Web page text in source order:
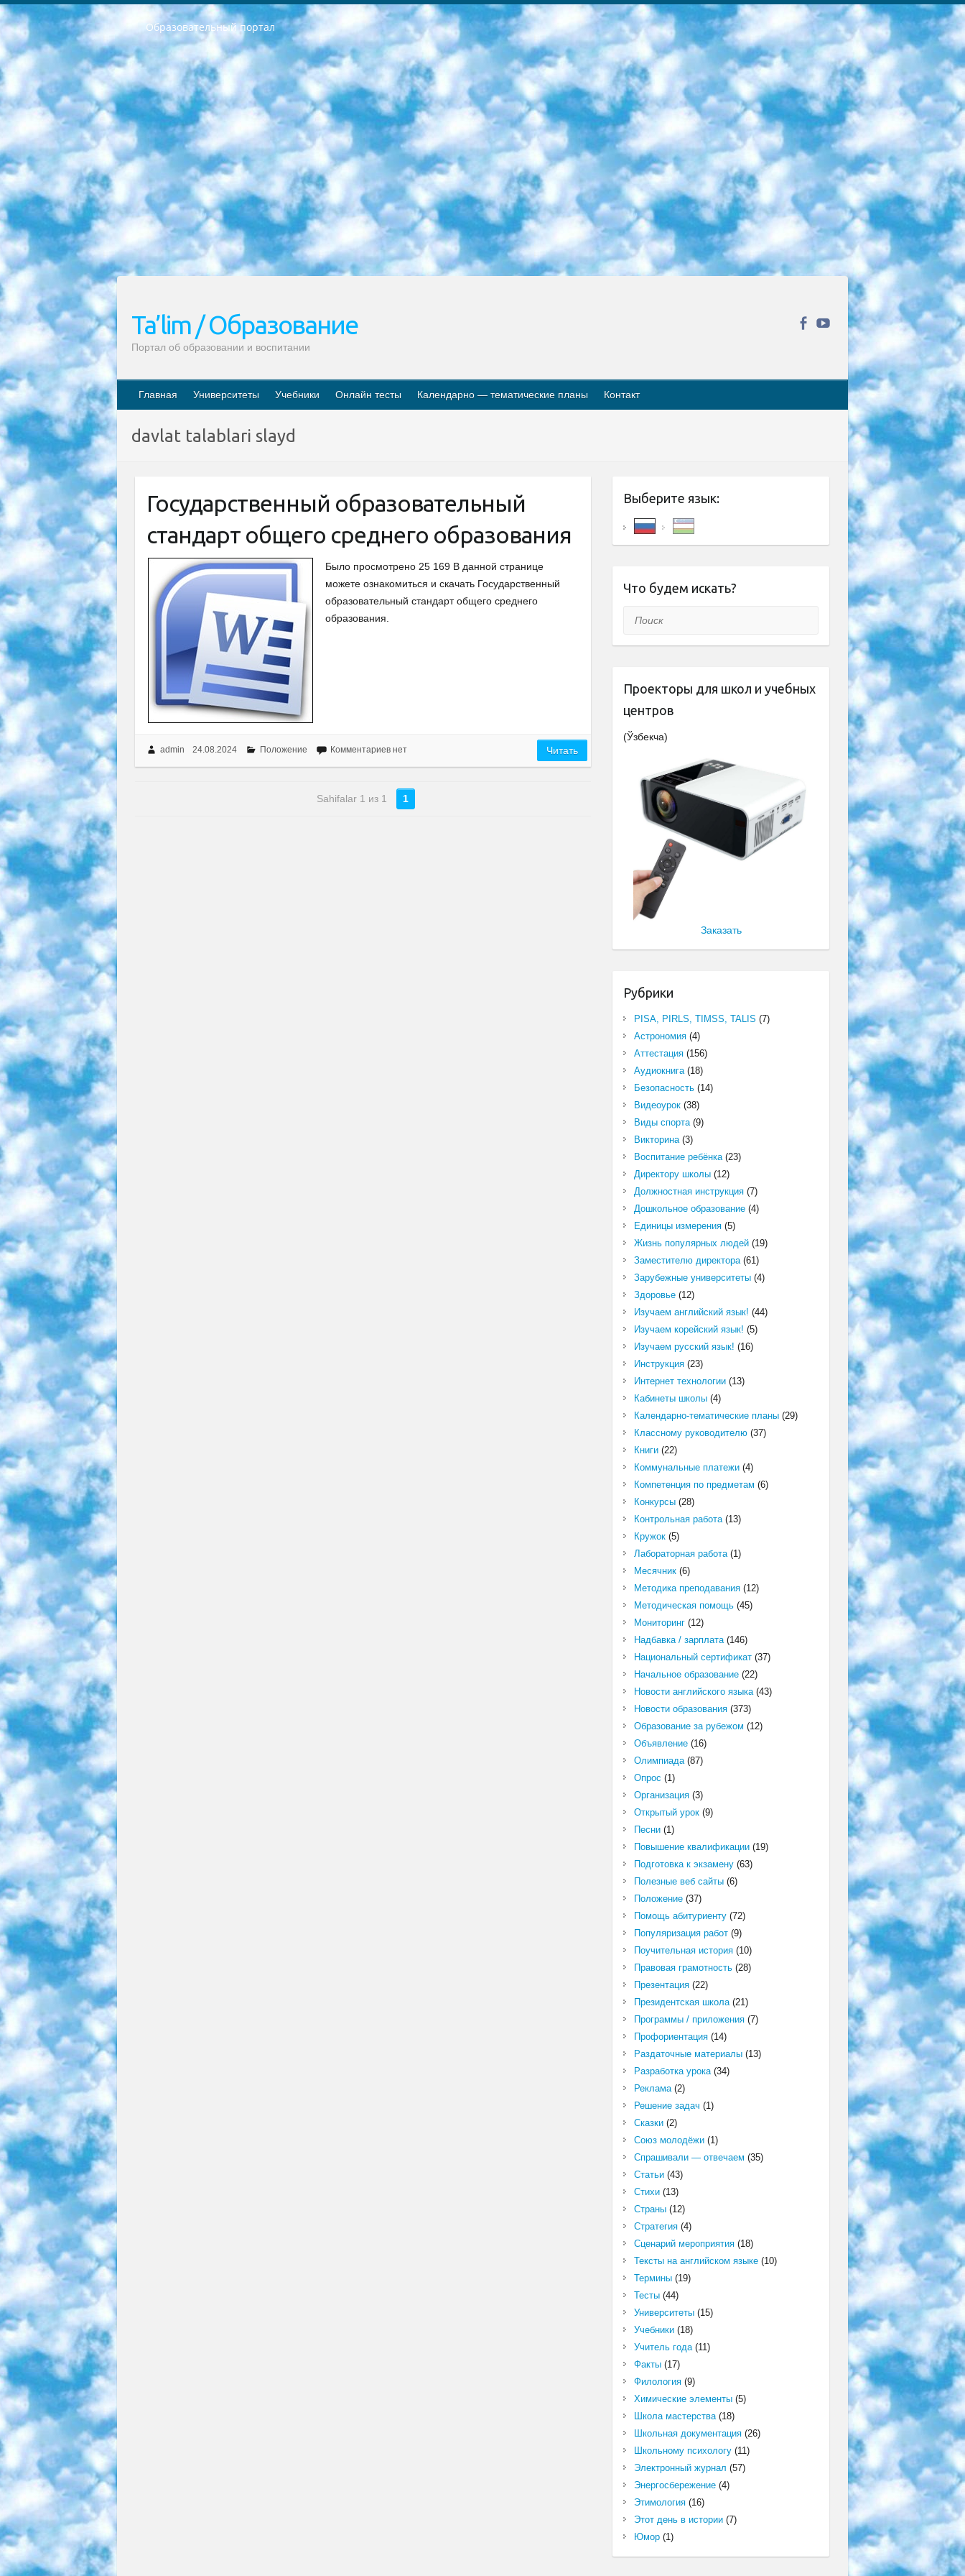
Образовательный портал
РЕСПУБЛИКА УЗБЕКИСТАН МИНИСТРЕРСТВО ДОШКОЛЬНОГО И ШКОЛЬНОГО ОБРАЗОВАНИЯ КОМАНДА в общеобразовательных учреждениях в 2023-2024 учебном году организация и проведение итоговой государственной аттестации обучающихся о Министра дошкольного и школьного образования Республики Узбекистан от 4 марта 2008 года (постановлением Минюста от 20 марта 2008 года № 1778 государственной регистрации) «Итоговое состояние учащихся общего среднего образования на основании положения об утверждении положения об аттестации общего среднего образования выпускной экзамен студентов в образовательных учреждениях в 2023-2024 учебном году В целях организации и прохождения аттестации приказываю: 1. Следующее: перечень предметов, по которым будет проводиться итоговая государственная аттестация и экзамен формы перевода согласно приложению 1; сертификаты международного образца, оценивающие уровень владения иностранными языками перечень согласно приложению 2; 2. Педагогический при специализированных образовательных учреждениях. научно-практический центр квалификации и международной оценки (Д.Давидова) 2024 г. До 25 марта: задания по предметам, по которым будет проводиться итоговая аттестация разработка и утверждение технических условий; итоговая аттестация на основании разработанного предметного задания разработка вопросов по предметам (устно и письменно), экзамен передача; общеобразовательные средние школы и специальные учебные заведения учащиеся выпускных классов школ и интернатов в агентской системе подготовка базы данных экзаменационных материалов и критериев оценки; перевод базы экзаменационных материалов на все языки обучения подать в Республиканский образовательный центр для изготовления; варианты экзаменов на основе разработанных контрольных материалов пусть будут поставлены задачи формирования. 3. Республиканский образовательный центр (Ш.Худайкулов) до 5 апреля 2024 года. до: база данных предоставленных экзаменационных материалов на все языки обучения перевод и экспертиза; для слепых, слабовидящих, глухих, слабослышащих и умственно отсталых детей учащиеся выпускных классов специализированных школ и школ-интернатов база данных экзаменационных материалов на всех преподаваемых языках подготовка критериев оценки; специализированные школы для умственно отсталых детей и технологии для учащихся выпускных классов школ-интернатов разработка соответствующих рекомендаций и критериев проведения ЕГЭ по естествознанию давать задания. 4. Педагогический при специализированных образовательных учреждениях. Научно-практический центр навыков и международной оценки (Д.Давидова), Республика образовательный центр (Худайкулов Ш.) итоговый государственный аттестационный экзамен ориентирован на творческое и логическое мышление при подготовке базы материалов учитывать введение заданий. 5. Следует отметить, что: сертификат государственного образца о знании общеобразовательного предмета и как минимум национальный уровень B1 по предметам на иностранных языках, указанным в Приложении 2. или международно признанный сертификат эквивалентного уровня студенты, изучающие определенный предмет, освобождаются от экзамена; по соответствующим предметам запланирована итоговая государственная аттестация за день до дня, путем жеребьевки Рабочей группой (в письменной форме по предметам, проводимым в форме) из числа сформированных вариантов выбрано 2 варианта; 2 выбранных варианта экзамена анонсированы на официальном сайте министерства и все выпускники по всей стране на основе этих вариантов проводит итоговую государственную аттестацию. 6. Государственное образование учащихся средних общеобразовательных учреждений. знания в соответствии с квалификационными требованиями, которые необходимо приобрести на основании стандартов итоговый (выпускной) контроль для 9 и 11 классов в целях тестирования Экзамены (далее – экзамены) состоят из предметов, перечисленных в приложении 1. будет сделано. 7. Экзамены пройдут с 26 мая по 15 июня 2024 г. (кроме науки физического воспитания). 8. Физическая для учащихся 9 классов общесредних образовательных учреждений. Экзамены по предмету «Образование, квалификация медицина» 1-6 мая 2024 года. сотрудники перевести под присмотр (с отклонениями в физическом или умственном развитии) специализированная школа для детей, школы-интернаты и со сколиозом школы-интернаты санаторного типа для больных детей исключены). 9. Он был слепым, слабовидящим и имел нарушения опорно-двигательного аппарата. экзамены в специализированных школах и интернатах для детей должны проводиться исходя из требований, предъявляемых к общеобразовательным учреждениям (физкультура кроме науки). 10. Специализированная школа для глухих и слабослышащих детей. и экзамены в интернатах и быть реализован в виде письменного теста по математике. 11. Специальность для умственно отсталых детей. Для 9 класса Родной язык и литературное письмо Государственный язык (язык обучения – узбекский). для неклассов) написано Математическое письмо Письменная/устная история Узбекистана Физическое воспитание практично Итоговый контроль Для 11 класса Написание родного языка и литературы (эссе) Математическое письмо Узбекский язык (обучение на узбекском языке) не посещающее общее среднее образование для учреждений)/Образовательное учреждение выбор письменный и устный Иностранный язык письменный/устный Письменная/устная история Узбекистана *По выбору студента:  Химия  Физика  Основы государственного права  География 10 бесплатных образовательных ресурсов - Мы составили подборку онлайн-проектов с интерактивными упражнениями, видеолекциями и статьями. Они помогут вам обрести новые и освежить старые знания бесплатно. 1. «ИНТУИТ» Старейшая образовательная площадка Рунета. Здесь вы найдёте сотни текстовых и видеокурсов на десятки различных тем — от программирования до психологии. Многие курсы подготовлены российскими университетами и крупными международными компаниями вроде Intel и Microsoft. Самостоятельное обучение бесплатное, но желающие могут оплатить услуги персональных наставников. 2. «Смартия» знакомит с актуальными профессиями и подсказывает, как им обучаться. Выбрав заинтересовавшую вас специальность — SMM-специалист, фотограф, веб-дизайнер или другую, — увидите список необходимых для неё умений. Чтобы вы могли освоить их самостоятельно, для каждого умения площадка отображает подборку ссылок на учебные материалы. Хотя «Смартия» ориентируется на русскоязычную аудиторию, часть контента всё же доступна только на английском. 3. «Лекторий Физтеха» Проект Московского физико-технического института (Физтеха). С его помощью вы можете смотреть онлайн серии лекций, записанные на видео в этом вузе. В числе доступных предметов — физика, биология, химия, информационные технологии и другие. К некоторым лекциям администрация ресурса прилагает готовые конспекты, которые можно скачивать в PDF-формате. 4. ITMOcourses Онлайн-площадка Санкт-Петербургского национального исследовательского университета информационных технологий, механики и оптики (ИТМО). Ресурс предоставляет свободный доступ к курсам, разработанным в этом вузе. Каталог материалов разбит на четыре категории: «Оптические системы и технологии», «Приборостроение и робототехника», «Информационные технологии» и «Биотехнологии». Курсы состоят из видеолекций, интерактивных демонстраций и заданий. 5. «КиберЛенинка» Электронная научная библиотека открытого доступа. Каталог площадки регулярно обрастает текстами статей из различных научных изданий. Сгруппированные по журналам и рубрикам публикации можно читать онлайн или скачивать целиком в PDF-формате. Проект нацелен на популяризацию науки за счёт открытого доступа к качественной информации. 6. «ПостНаука» На этом ресурсе публикуют подборки видеолекций, составленные экспертами из разных отраслей и объединённые общими темами. Среди них, к примеру, есть серии «Биоинформатика и геномика», «Культура средневековой Скандинавии» и Cinema Studies о теории кино. Каждая подборка лекций — логически связанная история, рассказанная экспертом от первого лица. Кроме того, на сайте появляются научно-образовательные статьи и тесты на разные темы. 7. «Newочём» Команда проекта «Newочём» отбирает самые интересные тексты из англоязычных СМИ и переводит те из них, за которые голосуют участники сообщества «ВКонтакте». По большей части это научно-популярные статьи. Редакторы придумывают лишь заголовки, в остальном содержание переводов соответствует оригиналам. Полные тексты можно читать прямо в социальной сети. 8. InternetUrok Онлайн-база материалов по основным дисциплинам школьной программы. Информация на сайте структурирована по классам, предметам и темам (урокам). Каждый урок состоит из видеолекций и конспектов. Есть также интерактивные тренажёры и тесты для закрепления пройденного материала. Даже если вы давно окончили школу, возможность повторить программу старших классов всегда может пригодиться. 9. Edutainme Ещё один ресурс об образовании. В отличие от Newtonew, как мне кажется, Edutainme больше ориентируется на представителей индустрии: педагогов, предпринимателей, разработчиков образовательных проектов. Но и любой, кто просто стремится к саморазвитию, найдёт на сайте много полезного и интересного для себя. Например, информацию о новых курсах и образовательных сервисах. 10. Newtonew Онлайн-медиа об образовании и обучении в широком смысле. Авторы Newtonew пишут об инструментах, заведениях, тактиках и стратегиях, которые помогают учить других и получать новые знания самостоятельно. На этой площадке вы найдёте новости, обзоры, аналитические мат
Ta’lim / Образование
Портал об образовании и воспитании
Главная Университеты Учебники Онлайн тесты Календарно — тематические планы Контакт
davlat talablari slayd
Государственный образовательный
стандарт общего среднего образования
Было просмотрено 25 169 В данной странице
можете ознакомиться и скачать Государственный
образовательный стандарт общего среднего
образования.
admin 24.08.2024 Положение Комментариев нет Читать
Sahifalar 1 из 1 1
Выберите язык:
Что будем искать?
Поиск
Проекторы для школ и учебных
центров
(Ўзбекча)
Заказать
Рубрики
PISA, PIRLS, TIMSS, TALIS (7)
Астрономия(4)
Аттестация(156)
Аудиокнига(18)
Безопасность(14)
Видеоурок(38)
Виды спорта(9)
Викторина(3)
Воспитание ребёнка(23)
Директору школы(12)
Должностная инструкция(7)
Дошкольное образование(4)
Единицы измерения(5)
Жизнь популярных людей(19)
Заместителю директора(61)
Зарубежные университеты(4)
Здоровье(12)
Изучаем английский язык! (44)
Изучаем корейский язык! (5)
Изучаем русский язык! (16)
Инструкция(23)
Интернет технологии(13)
Кабинеты школы(4)
Календарно-тематические планы(29)
Классному руководителю(37)
Книги(22)
Коммунальные платежи(4)
Компетенция по предметам (6)
Конкурсы(28)
Контрольная работа(13)
Кружок(5)
Лабораторная работа(1)
Месячник(6)
Методика преподавания(12)
Методическая помощь(45)
Мониторинг(12)
Надбавка / зарплата(146)
Национальный сертификат(37)
Начальное образование(22)
Новости английского языка(43)
Новости образования(373)
Образование за рубежом (12)
Объявление(16)
Олимпиада(87)
Опрос (1)
Организация(3)
Открытый урок(9)
Песни(1)
Повышение квалификации(19)
Подготовка к экзамену(63)
Полезные веб сайты(6)
Положение(37)
Помощь абитуриенту(72)
Популяризация работ(9)
Поучительная история(10)
Правовая грамотность(28)
Презентация(22)
Президентская школа(21)
Программы / приложения(7)
Профориентация(14)
Раздаточные материалы(13)
Разработка урока(34)
Реклама(2)
Решение задач (1)
Сказки(2)
Союз молодёжи(1)
Спрашивали — отвечаем (35)
Статьи(43)
Стихи(13)
Страны(12)
Стратегия(4)
Сценарий мероприятия(18)
Тексты на английском языке(10)
Термины(19)
Тесты(44)
Университеты(15)
Учебники(18)
Учитель года(11)
Факты(17)
Филология(9)
Химические элементы(5)
Школа мастерства(18)
Школьная документация(26)
Школьному психологу(11)
Электронный журнал (57)
Энергосбережение(4)
Этимология(16)
Этот день в истории(7)
Юмор(1)